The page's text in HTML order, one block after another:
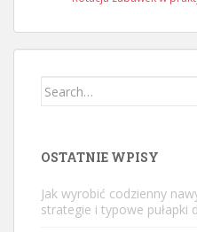
Search
OSTATNIE WPISY
Jak wyrobić codzienny
strategie i typowe pułapki